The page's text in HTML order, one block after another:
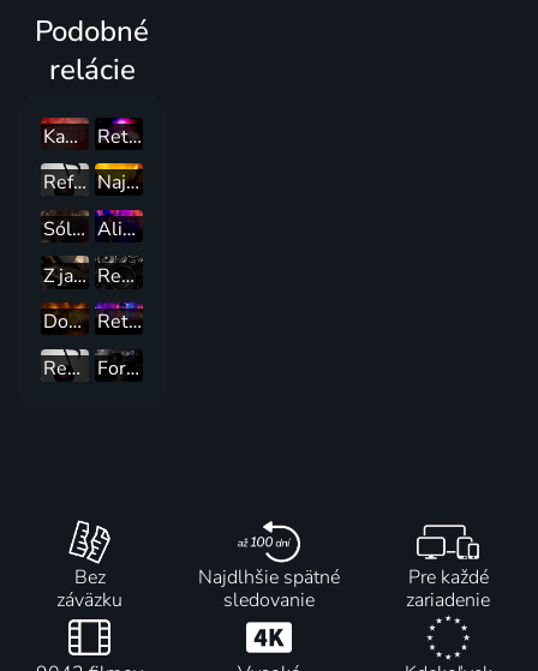
Podobné
relácie
Kapura
Retro party
Refresh
Najlepší mix hitov
Sólo pro... Glena Hansarda
Alicia Keys v New Yorku
Z javora
Republika
Don't Stop The Rock
Retro Mix
Replay 90'
Forever Rock
Bez
záväzku
Najdlhšie spätné
sledovanie
Pre každé
zariadenie